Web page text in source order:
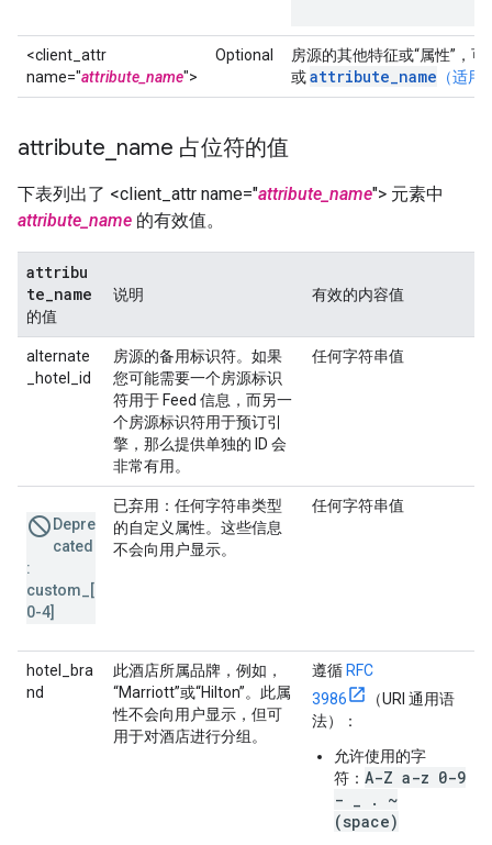
<client_attr
name="attribute_name">
Optional
房源的其他特征或“属性”，
或attribute_name （适用
attribute name 占位符的值
下表列出了 <client_attr name="attribute_name"> 元素中
attribute_name 的有效值。
attribu
te name
的值
说明 有效的内容值
alternate
_hotel_id
房源的备用标识符。如果
您可能需要一个房源标识
符用于 Feed 信息，而另一
个房源标识符用于预订引
擎，那么提供单独的 ID 会
非常有用。
任何字符串值
Depre
cated
:
custom_[
0-4]
已弃用 ：任何字符串类型
的自定义属性。这些信息
不会向用户显示。
任何字符串值
hotel_bra
nd
此酒店所属品牌，例如，
“Marriott”或“Hilton”。此属
性不会向用户显示，但可
用于对酒店进行分组。
遵循 RFC
3986
（URI 通用语
法）：
允许使用的字
符： A-Z a-z 0-9
- _ . ~
(space)